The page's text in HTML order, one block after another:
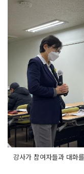
강사가 참여자들과 대화